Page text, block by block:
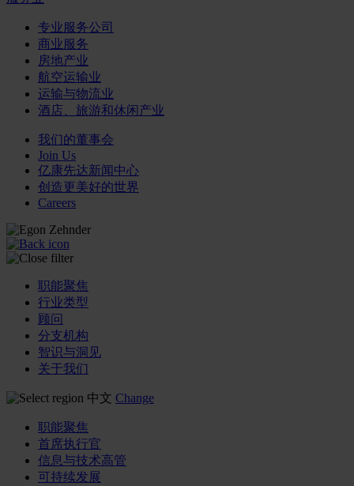
专业服务公司
商业服务
房地产业
航空运输业
运输与物流业
酒店、旅游和休闲产业
我们的董事会
Join Us
亿康先达新闻中心
创造更美好的世界
Careers
职能聚焦
行业类型
顾问
分支机构
智识与洞见
关于我们
中文 Change
职能聚焦
首席执行官
信息与技术高管
可持续发展